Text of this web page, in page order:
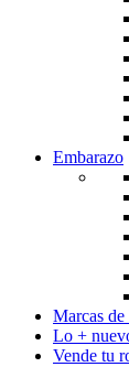
Embarazo
Marcas
Lo +
Vende tu